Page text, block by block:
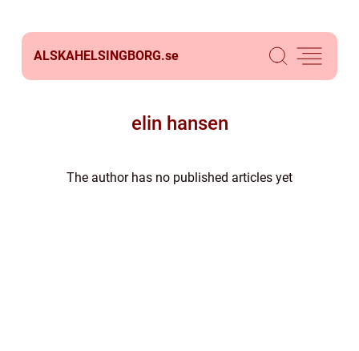
ALSKAHELSINGBORG.se
elin hansen
The author has no published articles yet